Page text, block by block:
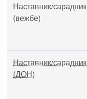
Наставник/сарадник
(вежбе)
Наставник/сарадник
(ДОН)